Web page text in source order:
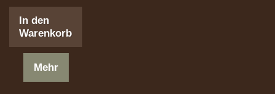
In den
Warenkorb
Mehr